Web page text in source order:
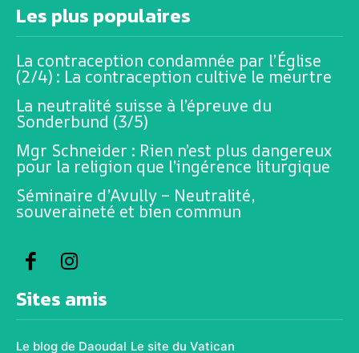
Les plus populaires
La contraception condamnée par l’Église
(2/4) : La contraception cultive le meurtre
La neutralité suisse à l’épreuve du
Sonderbund (3/5)
Mgr Schneider : Rien n’est plus dangereux
pour la religion que l’ingérence liturgique
Séminaire d’Avully – Neutralité,
souveraineté et bien commun
Sites amis
Le blog de Daoudal Le site du Vatican